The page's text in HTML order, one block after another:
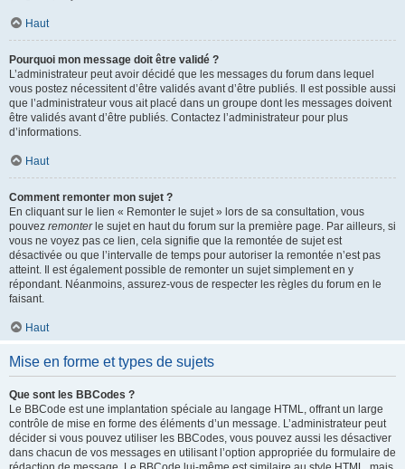
Haut
Pourquoi mon message doit être validé ?
L’administrateur peut avoir décidé que les messages du forum dans lequel
vous postez nécessitent d’être validés avant d’être publiés. Il est possible aussi
que l’administrateur vous ait placé dans un groupe dont les messages doivent
être validés avant d’être publiés. Contactez l’administrateur pour plus
d’informations.
Haut
Comment remonter mon sujet ?
En cliquant sur le lien « Remonter le sujet » lors de sa consultation, vous
pouvez remonterle sujet en haut du forum sur la première page. Par ailleurs, si
vous ne voyez pas ce lien, cela signifie que la remontée de sujet est
désactivée ou que l’intervalle de temps pour autoriser la remontée n’est pas
atteint. Il est également possible de remonter un sujet simplement en y
répondant. Néanmoins, assurez-vous de respecter les règles du forum en le
faisant.
Haut
Mise en forme et types de sujets
Que sont les BBCodes ?
Le BBCode est une implantation spéciale au langage HTML, offrant un large
contrôle de mise en forme des éléments d’un message. L’administrateur peut
décider si vous pouvez utiliser les BBCodes, vous pouvez aussi les désactiver
dans chacun de vos messages en utilisant l’option appropriée du formulaire de